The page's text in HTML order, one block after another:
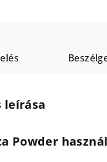
leírása
Powder